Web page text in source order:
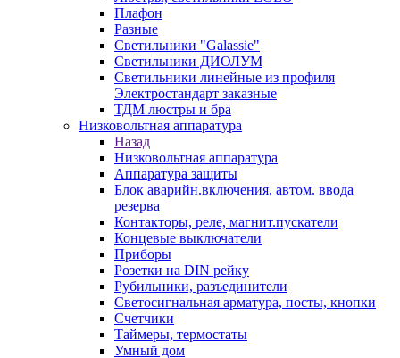
Плафон
Разные
Светильники "Galassie"
Светильники ДИОЛУМ
Светильники линейные из профиля
Электростандарт заказные
ТДМ люстры и бра
Низковольтная аппаратура
Назад
Низковольтная аппаратура
Аппаратура защиты
Блок аварийн.включения, автом. ввода
резерва
Контакторы, реле, магнит.пускатели
Концевые выключатели
Приборы
Розетки на DIN рейку
Рубильники, разъединители
Светосигнальная арматура, посты, кнопки
Счетчики
Таймеры, термостаты
Умный дом